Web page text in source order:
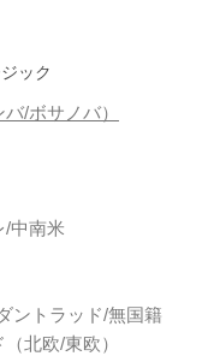
ック
/ボサノバ）
/中南米
ントラッド/無国籍
北欧/東欧）